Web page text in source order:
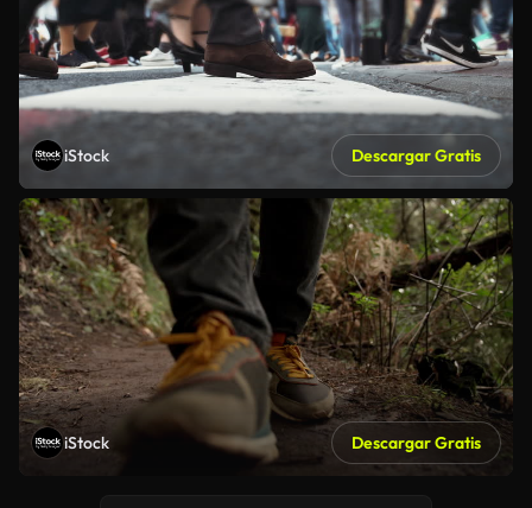
iStock Descargar Gratis
iStock Descargar Gratis